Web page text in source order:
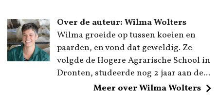
Over de auteur: Wilma Wolters
Wilma groeide op tussen koeien en
paarden, en vond dat geweldig. Ze
volgde de Hogere Agrarische School in
Dronten, studeerde nog 2 jaar aan de...
Meer over Wilma Wolters